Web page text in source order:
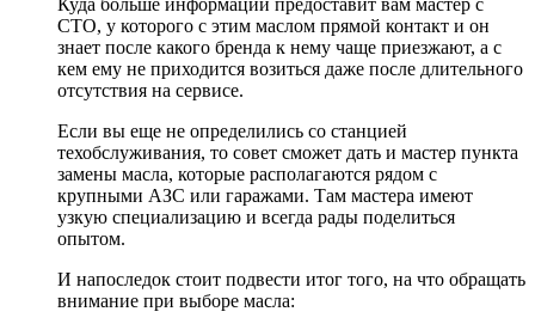
Куда больше информации предоставит вам мастер с
СТО, у которого с этим маслом прямой контакт и он
знает после какого бренда к нему чаще приезжают, а с
кем ему не приходится возиться даже после длительного
отсутствия на сервисе.
Если вы еще не определились со станцией
техобслуживания, то совет сможет дать и мастер пункта
замены масла, которые располагаются рядом с
крупными АЗС или гаражами. Там мастера имеют
узкую специализацию и всегда рады поделиться
опытом.
И напоследок стоит подвести итог того, на что обращать
внимание при выборе масла: